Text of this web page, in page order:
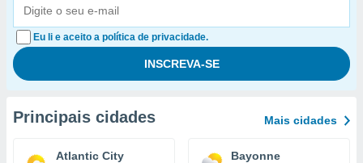
Eu li e aceito a política de privacidade.
Principais cidades Mais cidades
Atlantic City Bayonne